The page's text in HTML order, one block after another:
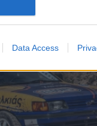
Data Access